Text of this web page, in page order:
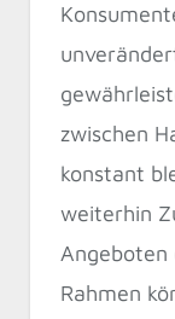
zwischen
konstant
weiterhin
Angeboten
Rahmen